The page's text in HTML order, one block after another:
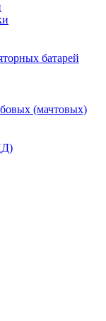
батарей
(мачтовых)